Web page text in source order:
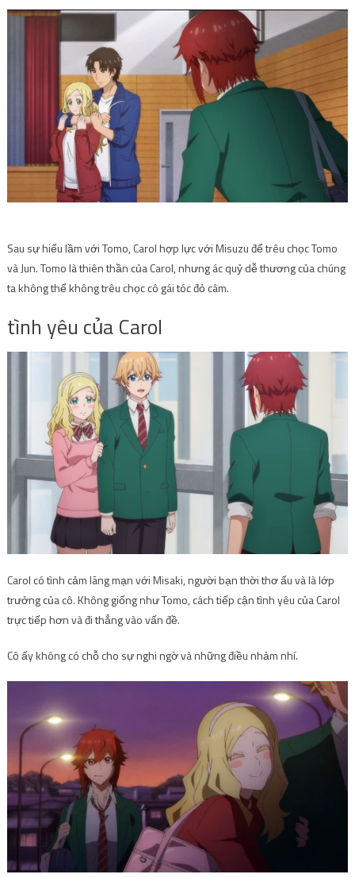
Sau sự hiểu lầm với Tomo, Carol hợp lực với Misuzu để trêu chọc Tomo
và Jun. Tomo là thiên thần của Carol, nhưng ác quỷ dễ thương của chúng
ta không thể không trêu chọc cô gái tóc đỏ câm.
tình yêu của Carol
Carol có tình cảm lãng mạn với Misaki, người bạn thời thơ ấu và là lớp
trưởng của cô. Không giống như Tomo, cách tiếp cận tình yêu của Carol
trực tiếp hơn và đi thẳng vào vấn đề.
Cô ấy không có chỗ cho sự nghi ngờ và những điều nhảm nhí.